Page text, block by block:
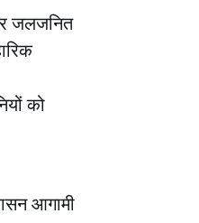
जलजनित
को
आगामी